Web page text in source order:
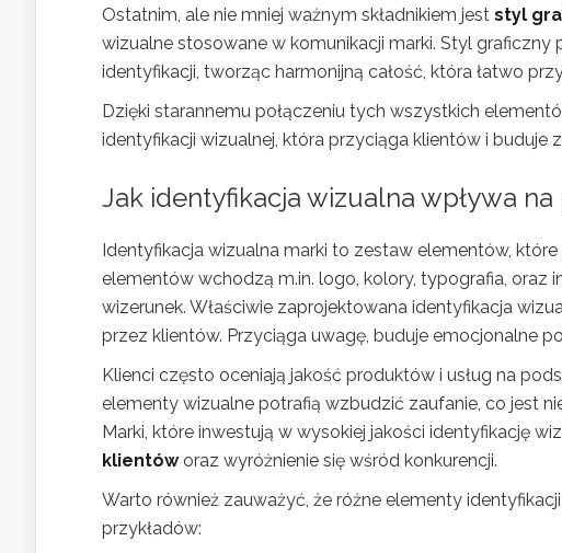
Ostatnim, ale nie mniej ważnym składnikiem jest styl
wizualne stosowane w komunikacji marki. Styl
identyfikacji, tworząc harmonijną całość, która łatwo
Dzięki starannemu połączeniu tych wszystkich
identyfikacji wizualnej, która przyciąga klientów i buduje
Jak identyfikacja wizualna wpływa
Identyfikacja wizualna marki to zestaw elementów,
elementów wchodzą m.in. logo, kolory, typografia, oraz
wizerunek. Właściwie zaprojektowana identyfikacja
przez klientów. Przyciąga uwagę, buduje emocjonalne
Klienci często oceniają jakość produktów i usług na
elementy wizualne potrafią wzbudzić zaufanie, co jest
Marki, które inwestują w wysokiej jakości identyfikację
klientóworaz wyróżnienie się wśród konkurencji.
Warto również zauważyć, że różne elementy
przykładów: